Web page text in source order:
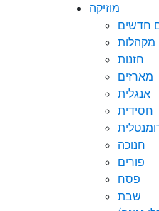
מוזיקה
חדשים
מקהלות
חזנות
מארזים
אנגלית
חסידית
חנוכה
פורים
פסח
שבת